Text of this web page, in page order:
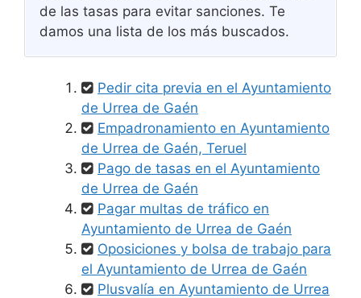
de las tasas para evitar sanciones. Te
damos una lista de los más buscados.
Pedir cita previa en el Ayuntamiento
de Urrea de Gaén
Empadronamiento en Ayuntamiento
de Urrea de Gaén, Teruel
Pago de tasas en el Ayuntamiento
de Urrea de Gaén
Pagar multas de tráfico en
Ayuntamiento de Urrea de Gaén
Oposiciones y bolsa de trabajo para
el Ayuntamiento de Urrea de Gaén
Plusvalía en Ayuntamiento de Urrea